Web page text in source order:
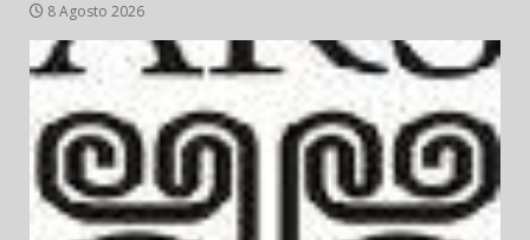
8 Agosto 2026